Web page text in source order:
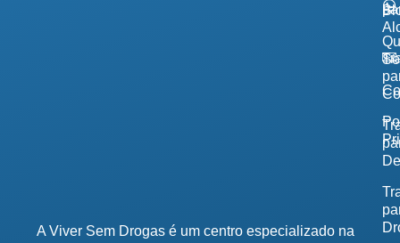
A Viver Sem Drogas é um centro especializado na